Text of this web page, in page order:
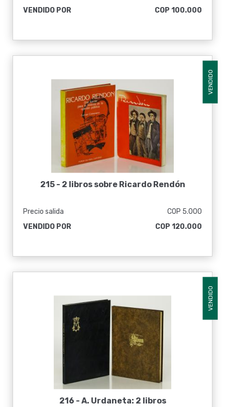
VENDIDO POR
COP 100.000
VENDIDO
215 - 2 libros sobre Ricardo Rendón
Precio salida
COP 5.000
VENDIDO POR
COP 120.000
VENDIDO
216 - A. Urdaneta: 2 libros